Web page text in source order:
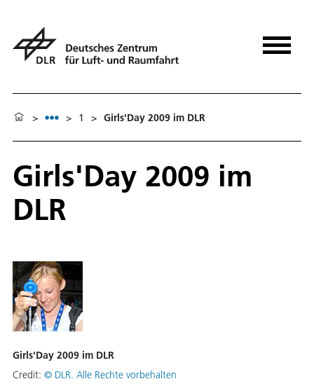
> > 1 > Girls'Day 2009 im DLR
Girls'Day 2009 im
DLR
Girls'Day 2009 im DLR
Credit: © DLR. Alle Rechte vorbehalten